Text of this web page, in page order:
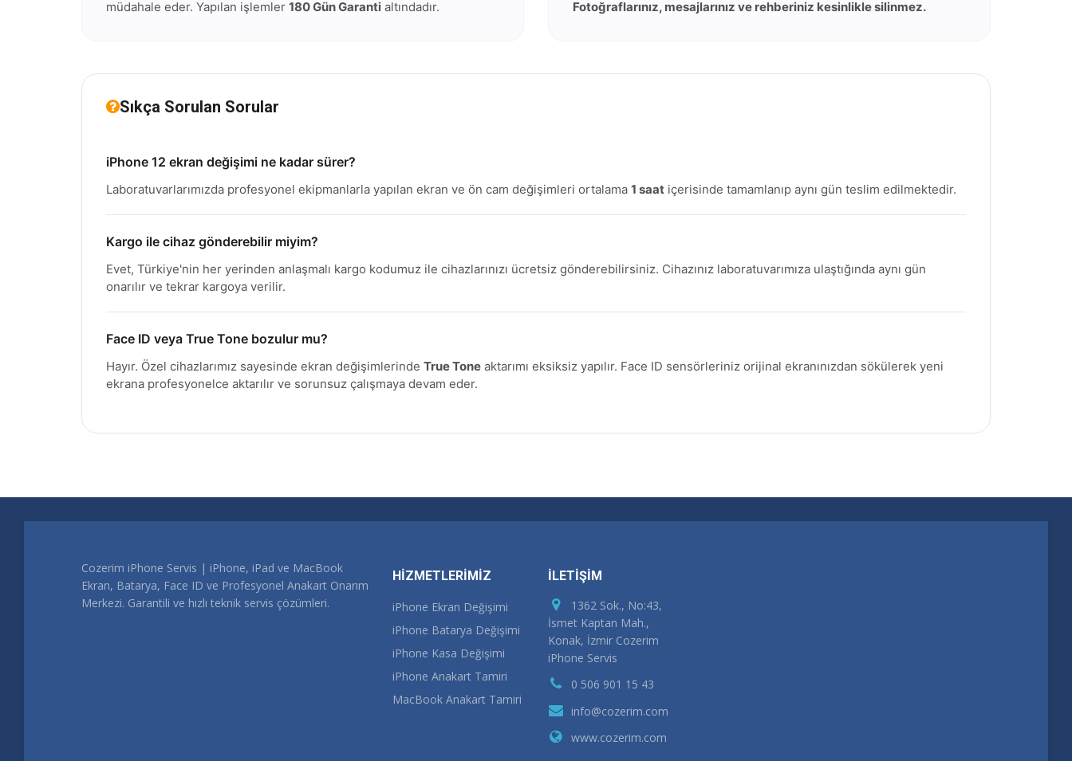
müdahale eder. Yapılan işlemler 180 Gün Garanti altındadır.
Fotoğraflarınız, mesajlarınız ve rehberiniz kesinlikle silinmez.
Sıkça Sorulan Sorular
iPhone 12 ekran değişimi ne kadar sürer?
Laboratuvarlarımızda profesyonel ekipmanlarla yapılan ekran ve ön cam değişimleri ortalama 1 saat içerisinde tamamlanıp aynı gün teslim edilmektedir.
Kargo ile cihaz gönderebilir miyim?
Evet, Türkiye'nin her yerinden anlaşmalı kargo kodumuz ile cihazlarınızı ücretsiz gönderebilirsiniz. Cihazınız laboratuvarımıza ulaştığında aynı gün
onarılır ve tekrar kargoya verilir.
Face ID veya True Tone bozulur mu?
Hayır. Özel cihazlarımız sayesinde ekran değişimlerinde True Tone aktarımı eksiksiz yapılır. Face ID sensörleriniz orijinal ekranınızdan sökülerek yeni
ekrana profesyonelce aktarılır ve sorunsuz çalışmaya devam eder.
Cozerim iPhone Servis | iPhone, iPad ve MacBook
Ekran, Batarya, Face ID ve Profesyonel Anakart Onarım
Merkezi. Garantili ve hızlı teknik servis çözümleri.
HİZMETLERİMİZ
iPhone Ekran Değişimi
iPhone Batarya Değişimi
iPhone Kasa Değişimi
iPhone Anakart Tamiri
MacBook Anakart Tamiri
İLETİŞİM
1362 Sok., No:43,
İsmet Kaptan Mah.,
Konak, İzmir Cozerim
iPhone Servis
0 506 901 15 43
info@cozerim.com
www.cozerim.com